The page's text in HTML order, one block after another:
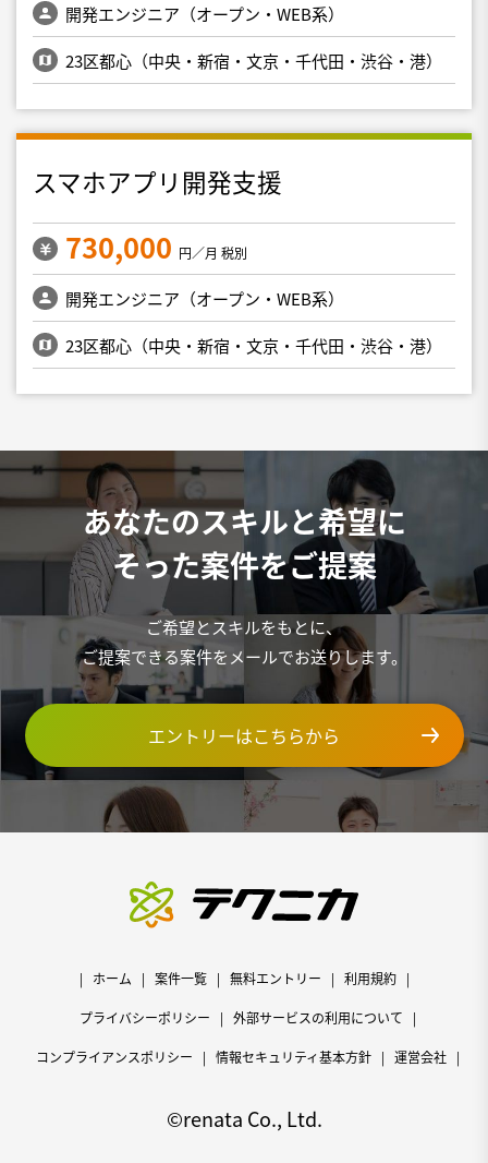
開発エンジニア（オープン・WEB系）
23区都心（中央・新宿・文京・千代田・渋谷・港）
スマホアプリ開発支援
730,000 円／月 税別
開発エンジニア（オープン・WEB系）
23区都心（中央・新宿・文京・千代田・渋谷・港）
あなたのスキルと希望に
そった案件をご提案
ご希望とスキルをもとに、
ご提案できる案件をメールでお送りします。
エントリーはこちらから
ホーム 案件一覧 無料エントリー 利用規約
プライバシーポリシー 外部サービスの利用について
コンプライアンスポリシー 情報セキュリティ基本方針 運営会社
©renata Co., Ltd.